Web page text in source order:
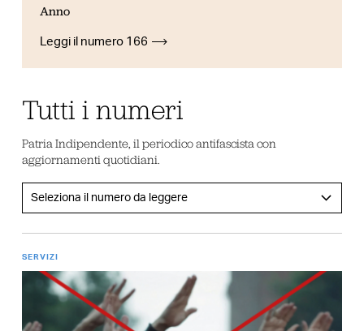
Anno
Leggi il numero 166
Tutti i numeri
Patria Indipendente, il periodico antifascista con
aggiornamenti quotidiani.
SERVIZI